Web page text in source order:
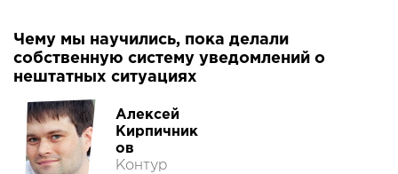
Чему мы научились, пока делали
собственную систему уведомлений о
нештатных ситуациях
Алексей
Кирпичник
ов
Контур